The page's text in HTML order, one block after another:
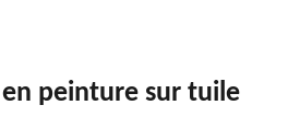
en peinture sur tuile